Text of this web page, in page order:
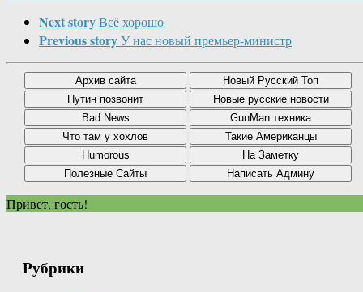
Next storyВсё хорошо
Previous storyУ нас новый премьер-министр
Привет, гость!
Рубрики